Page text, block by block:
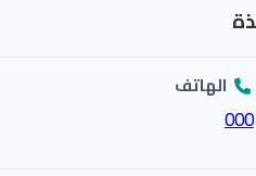
الهاتف
000